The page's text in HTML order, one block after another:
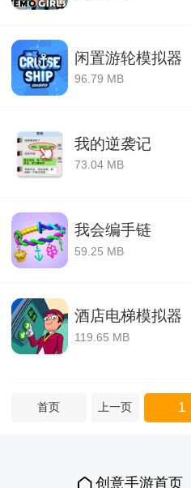
闲置游轮模拟器
96.79 MB
我的逆袭记
73.04 MB
我会编手链
59.25 MB
酒店电梯模拟器
119.65 MB
首页 上一页 1
创意手游首页